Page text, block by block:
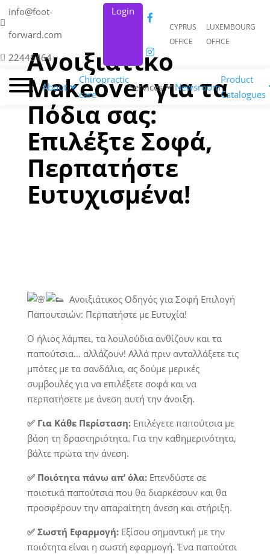
info@foot-
forward.com
22446464
Login
CYPRUS
OFFICE
LUXEMBOURG
OFFICE
About
Chiropractic
care
Services Newsroom
Product
Catalogues
Ανοιξιάτικο
Makeover για τα
Πόδια σας:
Επιλέξτε Σοφά,
Περπατήστε
Ευτυχισμένα!
Ανοιξιάτικος Οδηγός για Σοφή Επιλογή
Παπουτσιών: Περπατήστε με Ευτυχία!
Ο ήλιος λάμπει, τα λουλούδια ανθίζουν και τα
παπούτσια… αλλάζουν! Αλλά πριν ανταλλάξετετις
μπότες με τα σανδάλια, ας δούμεμερικές
συμβουλές για να επιλέξετε σοφά και να
περπατήσετε με άνεση αυτή την άνοιξη.
✅ Για Κάθε Περίσταση:Επιλέγετε παπούτσια με
βάση τη δραστηριότητα. Για την καθημερινότητα,
βάλτεπρώτα την άνεση.
✅ Ποιότητα πάνω απ’ όλα:Επενδύστε σε
ποιοτικά παπούτσια που θα διαρκέσουν και θα
προσφέρουν την απαραίτητη άνεση και στήριξη.
✅ Σωστή Εφαρμογή:Εξίσου σημαντική με την
ποιότητα είναι η σωστή εφαρμογή. Ένα παπούτσι